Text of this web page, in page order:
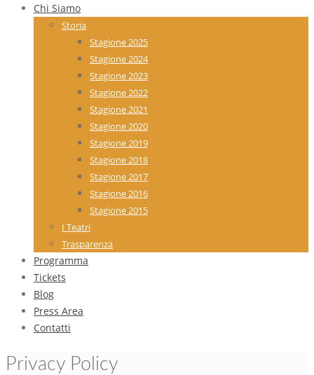
Chi Siamo
Storia
Stagione 2025
Stagione 2024
Stagione 2023
Stagione 2022
Stagione 2021
Stagione 2020
Stagione 2019
Stagione 2018
Stagione 2017
Stagione 2016
Stagione 2015
I Teatri
Trasparenza
Programma
Tickets
Blog
Press Area
Contatti
Privacy Policy